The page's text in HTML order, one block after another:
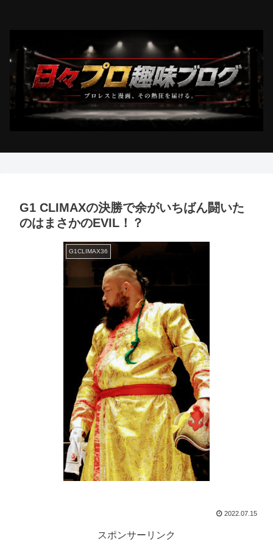
G1 CLIMAXの決勝で余がいちばん闘いた
のはまさかのEVIL！？
G1CLIMAX36
2022.07.15
スポンサーリンク